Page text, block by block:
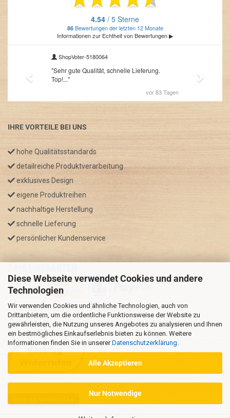
Diese Webseite verwendet Cookies und andere
Technologien
Wir verwenden Cookies und ähnliche Technologien, auch von
Drittanbietern, um die ordentliche Funktionsweise der Website zu
gewährleisten, die Nutzung unseres Angebotes zu analysieren und Ihnen
ein bestmögliches Einkaufserlebnis bieten zu können. Weitere
Informationen finden Sie in unsererDatenschutzerklärung
Alle Akzeptieren
Nur Notwendige
IHRE VORTEILE BEI UNS
hohe Qualitätsstandards
detailreiche Produktverarbeitung
exklusives Design
eigene Produktreihen
nachhaltige Herstellung
schnelle Lieferung
persönlicher Kundenservice
* GRATIS VERSAND nur innerhalb Deutschland
** Regellaufzeit für DE, Bei Auslandsbestellungen kann die
Versandzeit variieren.